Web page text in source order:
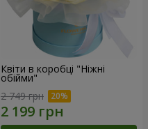
Квіти в коробці "Ніжні
обійми"
2 749 грн